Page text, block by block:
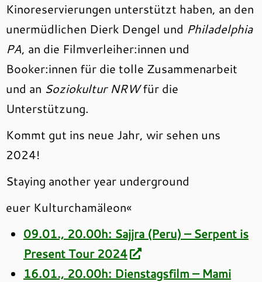
Kinoreservierungen unterstützt haben, an den
unermüdlichen Dierk Dengel und Philadelphia
PA, an die Filmverleiher:innen und
Booker:innen für die tolle Zusammenarbeit
und an Soziokultur NRWfür die
Unterstützung.
Kommt gut ins neue Jahr, wir sehen uns
2024!
Staying another year underground
euer Kulturchamäleon«
09.01., 20.00h: Sajjra (Peru) – Serpent is
Present Tour 2024
16.01., 20.00h: Dienstagsfilm – Mami